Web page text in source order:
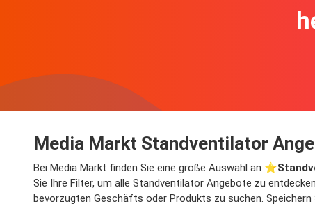
Media Markt Standventilator
Bei Media Markt finden Sie eine große Auswahl an ⭐️
Sie Ihre Filter, um alle Standventilator Angebote zu
bevorzugten Geschäfts oder Produkts zu suchen.